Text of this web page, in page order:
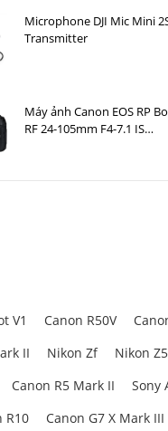
Microphone DJI Mic Mini
Transmitter
Máy ảnh Canon EOS RP
RF 24-105mm F4-7.1 IS
V1 Canon R50V
II Nikon Zf Nikon
Canon R5 Mark II Sony
R10 Canon G7 X Mark III